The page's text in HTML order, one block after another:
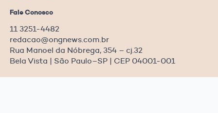
Fale Conosco
11 3251-4482
redacao@ongnews.com.br
Rua Manoel da Nóbrega, 354 – cj.32
Bela Vista | São Paulo–SP | CEP 04001-001